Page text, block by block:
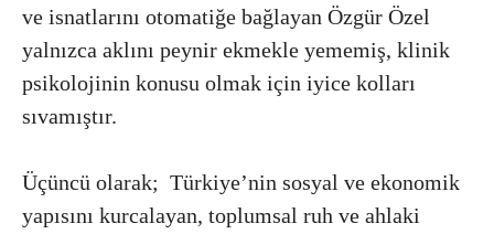
ve isnatlarını otomatiğe bağlayan Özgür Özel
yalnızca aklını peynir ekmekle yememiş, klinik
psikolojinin konusu olmak için iyice kolları
sıvamıştır.
Üçüncü olarak; Türkiye’nin sosyal ve ekonomik
yapısını kurcalayan, toplumsal ruh ve ahlaki